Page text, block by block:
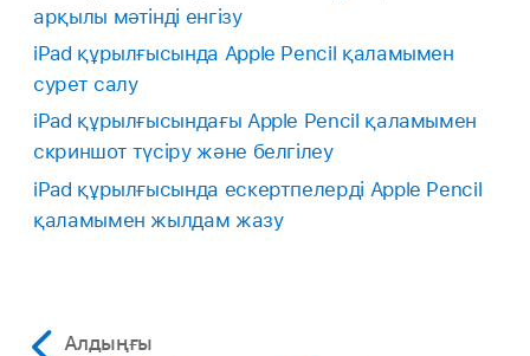
арқылы мәтінді енгізу
iPad құрылғысында Apple Pencil қаламымен
сурет салу
iPad құрылғысындағы Apple Pencil қаламымен
скриншот түсіру және белгілеу
iPad құрылғысында ескертпелерді Apple Pencil
қаламымен жылдам жазу
Алдыңғы